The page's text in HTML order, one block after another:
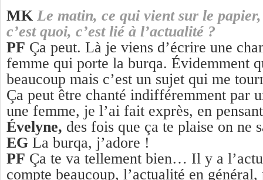
MK Le matin, ce qui vient sur le
c’est quoi, c’est lié à l’actualité ?
PF Ça peut. Là je viens d’écrire une
femme qui porte la burqa. Évidemment
beaucoup mais c’est un sujet qui me
Ça peut être chanté indifféremment par
une femme, je l’ai fait exprès, en
Évelyne, des fois que ça te plaise on ne
EG La burqa, j’adore !
PF Ça te va tellement bien… Il y a
compte beaucoup, l’actualité en